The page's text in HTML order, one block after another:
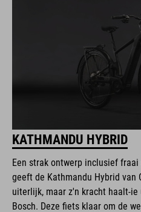
KATHMANDU HYBRID
Een strak ontwerp inclusief
geeft de Kathmandu Hybrid van
uiterlijk, maar z'n kracht haalt-
Bosch. Deze fiets klaar om de